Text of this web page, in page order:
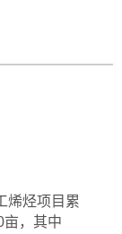
烯烃项目累
亩，其中